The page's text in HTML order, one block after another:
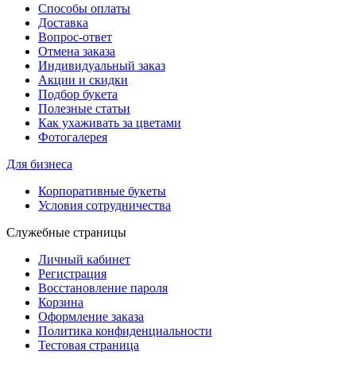
Способы оплаты
Доставка
Вопрос-ответ
Отмена заказа
Индивидуальный заказ
Акции и скидки
Подбор букета
Полезные статьи
Как ухаживать за цветами
Фотогалерея
Для бизнеса
Корпоративные букеты
Условия сотрудничества
Служебные страницы
Личный кабинет
Регистрация
Восстановление пароля
Корзина
Оформление заказа
Политика конфиденциальности
Тестовая страница